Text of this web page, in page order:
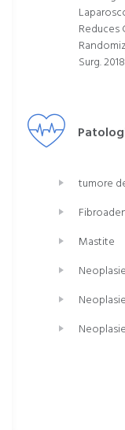
Reduces
Surg.
tumore
Mastite